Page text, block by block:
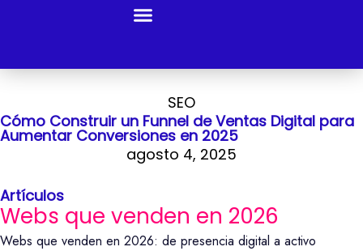
SEO
Cómo Construir un Funnel de Ventas Digital para
Aumentar Conversiones en 2025
agosto 4, 2025
Artículos
Webs que venden en 2026
Webs que venden en 2026: de presencia digital a activo